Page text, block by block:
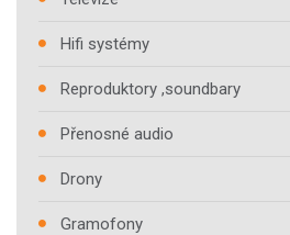
Hifi systémy
Reproduktory ,soundbary
Přenosné audio
Drony
Gramofony